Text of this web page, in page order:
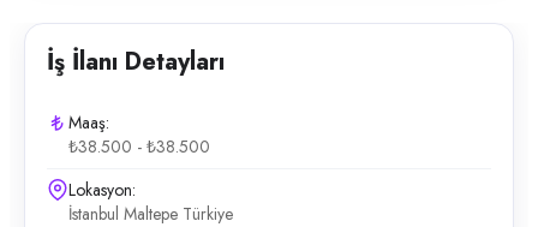
İş İlanı Detayları
Maaş:
₺38.500 - ₺38.500
Lokasyon:
İstanbul Maltepe Türkiye